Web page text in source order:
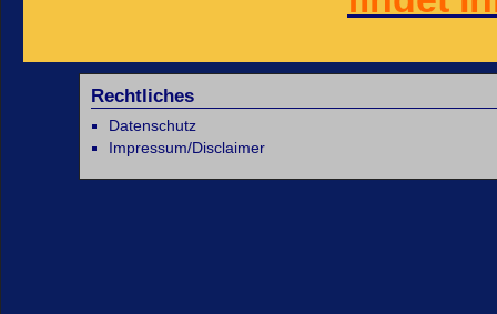
Rechtliches
Datenschutz
Impressum/Disclaimer